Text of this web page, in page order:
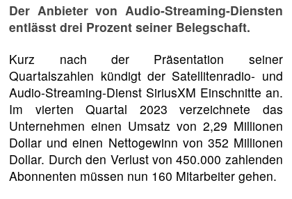
Der Anbieter von Audio-Streaming-Diensten
entlässt drei Prozent seiner Belegschaft.
Kurz nach der Präsentation seiner
Quartalszahlen kündigt der Satellitenradio- und
Audio-Streaming-Dienst SiriusXM Einschnitte an.
Im vierten Quartal 2023 verzeichnete das
Unternehmen einen Umsatz von 2,29 Millionen
Dollar und einen Nettogewinn von 352 Millionen
Dollar. Durch den Verlust von 450.000 zahlenden
Abonnenten müssen nun 160 Mitarbeiter gehen.